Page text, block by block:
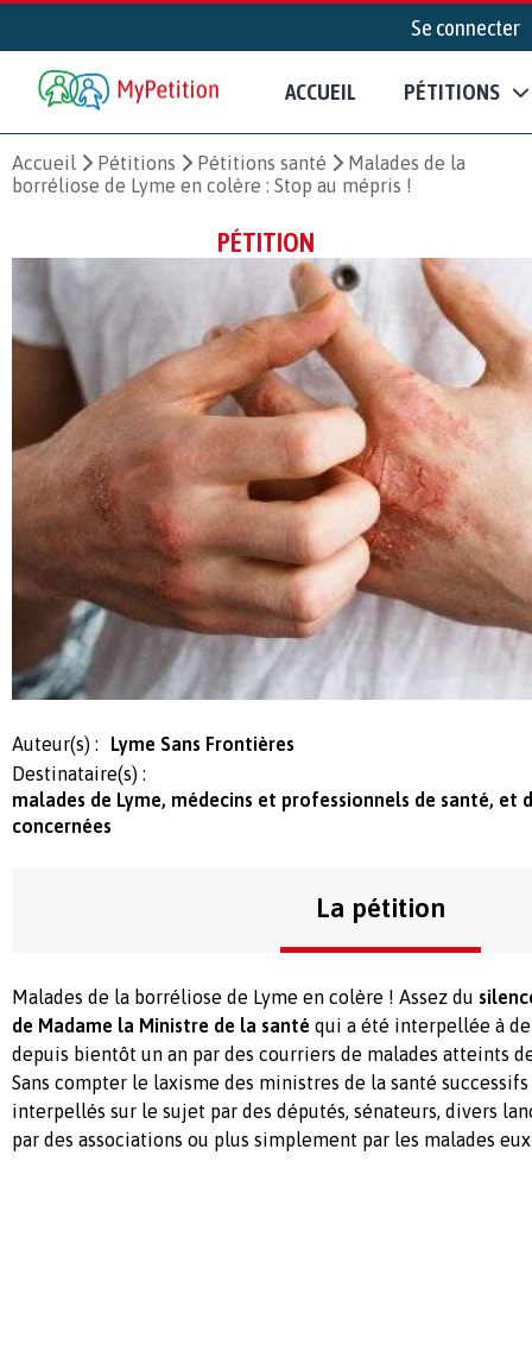
Se connecter
ACCUEIL PÉTITIONS
Accueil Pétitions Pétitions santé
Malades de la
borréliose de Lyme en colère : Stop au mépris !
PÉTITION
Auteur(s) :
Lyme Sans Frontières
Destinataire(s) :
malades de Lyme, médecins et professionnels de santé, et
concernées
La pétition
Malades de la borréliose de Lyme en colère ! Assez du
de Madame la Ministre de la santé qui a été interpellée à
depuis bientôt un an par des courriers de malades atteints
Sans compter le laxisme des ministres de la santé
interpellés sur le sujet par des députés, sénateurs, divers
par des associations ou plus simplement par les malades